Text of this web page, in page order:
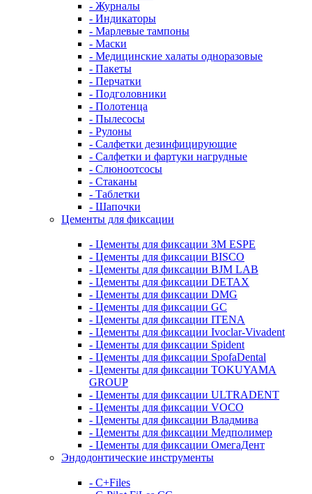
- Журналы
- Индикаторы
- Марлевые тампоны
- Маски
- Медицинские халаты одноразовые
- Пакеты
- Перчатки
- Подголовники
- Полотенца
- Пылесосы
- Рулоны
- Салфетки дезинфицирующие
- Салфетки и фартуки нагрудные
- Слюноотсосы
- Стаканы
- Таблетки
- Шапочки
Цементы для фиксации
- Цементы для фиксации 3M ESPE
- Цементы для фиксации BISCO
- Цементы для фиксации BJM LAB
- Цементы для фиксации DETAX
- Цементы для фиксации DMG
- Цементы для фиксации GC
- Цементы для фиксации ITENA
- Цементы для фиксации Ivoclar-Vivadent
- Цементы для фиксации Spident
- Цементы для фиксации SpofaDental
- Цементы для фиксации TOKUYAMA
GROUP
- Цементы для фиксации ULTRADENT
- Цементы для фиксации VOCO
- Цементы для фиксации Владмива
- Цементы для фиксации Медполимер
- Цементы для фиксации ОмегаДент
Эндодонтические инструменты
- C+Files